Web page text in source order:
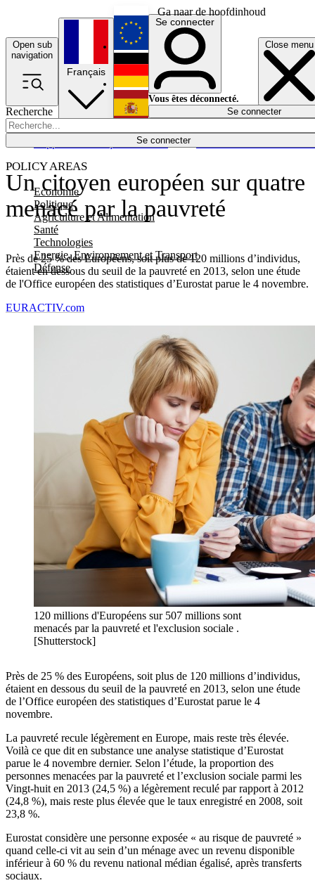
Ga naar de hoofdinhoud
Open sub
navigation
Close menu
Recherche
Se connecter
POLICY AREAS
Economie
Politique
Agriculture et Alimentation
Santé
Technologies
Energie, Environnement et Transport
Défense
Économie
Français
English
Deutsch
Español
Se connecter
Vous êtes déconnecté.
Se connecter
Un citoyen européen sur quatre
menacé par la pauvreté
Près de 25 % des Européens, soit plus de 120 millions d’individus,
étaient en dessous du seuil de la pauvreté en 2013, selon une étude
de l'Office européen des statistiques d’Eurostat parue le 4 novembre.
EURACTIV.com
120 millions d'Européens sur 507 millions sont
menacés par la pauvreté et l'exclusion sociale .
[Shutterstock]
Près de 25 % des Européens, soit plus de 120 millions d’individus,
étaient en dessous du seuil de la pauvreté en 2013, selon une étude
de l’Office européen des statistiques d’Eurostat parue le 4
novembre.
La pauvreté recule légèrement en Europe, mais reste très élevée.
Voilà ce que dit en substance une analyse statistique d’Eurostat
parue le 4 novembre dernier. Selon l’étude, la proportion des
personnes menacées par la pauvreté et l’exclusion sociale parmi les
Vingt-huit en 2013 (24,5 %) a légèrement reculé par rapport à 2012
(24,8 %), mais reste plus élevée que le taux enregistré en 2008, soit
23,8 %.
Eurostat considère une personne exposée « au risque de pauvreté »
quand celle-ci vit au sein d’un ménage avec un revenu disponible
inférieur à 60 % du revenu national médian égalisé, après transferts
sociaux.